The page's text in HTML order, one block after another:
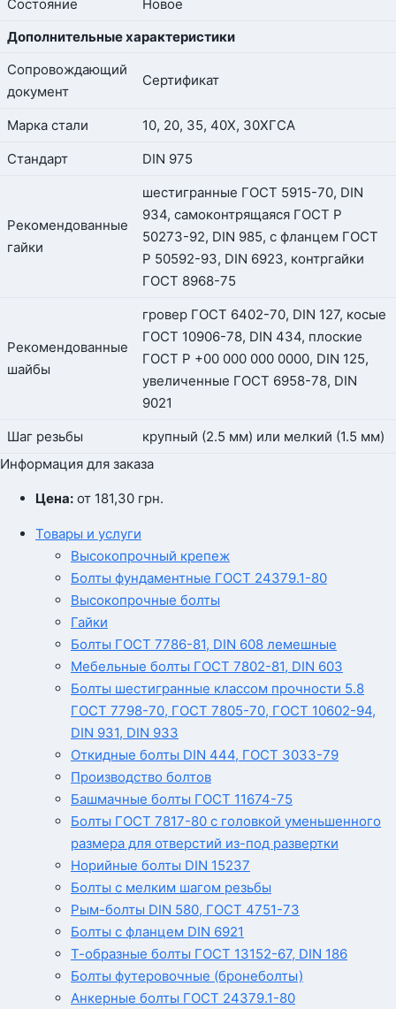
Состояние
Новое
Дополнительные характеристики
Сопровождающий
документ
Сертификат
Марка стали
10, 20, 35, 40Х, 30ХГСА
Стандарт
DIN 975
Рекомендованные
гайки
шестигранные ГОСТ 5915-70, DIN
934, самоконтрящаяся ГОСТ Р
50273-92, DIN 985, с фланцем ГОСТ
Р 50592-93, DIN 6923, контргайки
ГОСТ 8968-75
Рекомендованные
шайбы
гровер ГОСТ 6402-70, DIN 127, косые
ГОСТ 10906-78, DIN 434, плоские
ГОСТ Р +00 000 000 0000, DIN 125,
увеличенные ГОСТ 6958-78, DIN
9021
Шаг резьбы
крупный (2.5 мм) или мелкий (1.5 мм)
Информация для заказа
Цена: от 181,30 грн.
Товары и услуги
Высокопрочный крепеж
Болты фундаментные ГОСТ 24379.1-80
Высокопрочные болты
Гайки
Болты ГОСТ 7786-81, DIN 608 лемешные
Мебельные болты ГОСТ 7802-81, DIN 603
Болты шестигранные классом прочности 5.8
ГОСТ 7798-70, ГОСТ 7805-70, ГОСТ 10602-94,
DIN 931, DIN 933
Откидные болты DIN 444, ГОСТ 3033-79
Производство болтов
Башмачные болты ГОСТ 11674-75
Болты ГОСТ 7817-80 с головкой уменьшенного
размера для отверстий из-под развертки
Норийные болты DIN 15237
Болты с мелким шагом резьбы
Рым-болты DIN 580, ГОСТ 4751-73
Болты с фланцем DIN 6921
Т-образные болты ГОСТ 13152-67, DIN 186
Болты футеровочные (бронеболты)
Анкерные болты ГОСТ 24379.1-80